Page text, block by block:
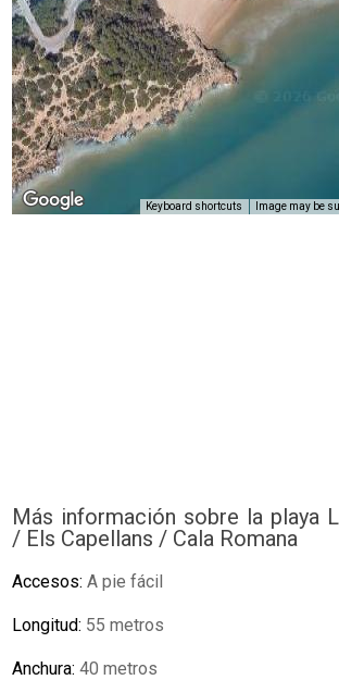
Keyboard shortcuts Image may be
Más información sobre la playa
/ Els Capellans / Cala Romana
Accesos:A pie fácil
Longitud: 55 metros
Anchura:40 metros